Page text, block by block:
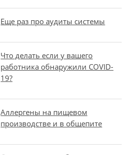
Еще раз про аудиты системы
Что делать если у вашего
работника обнаружили COVID-
19?
Аллергены на пищевом
производстве и в общепите